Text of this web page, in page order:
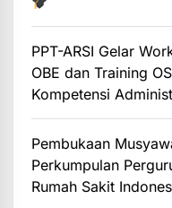
PPT-ARSI Gelar
OBE dan Training
Kompetensi
Pembukaan
Perkumpulan
Rumah Sakit